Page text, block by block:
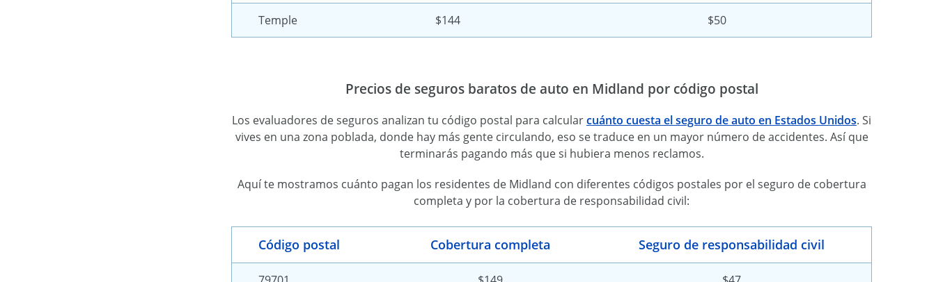
Temple $144 $50
Precios de seguros baratos de auto en Midland por código postal
Los evaluadores de seguros analizan tu código postal para calcularcuánto cuesta el seguro de auto en Estados Unidos. Si
vives en una zona poblada, donde hay más gente circulando, eso se traduce en un mayor número de accidentes. Así que
terminarás pagando más que si hubiera menos reclamos.
Aquí te mostramos cuánto pagan los residentes de Midland con diferentes códigos postales por el seguro de cobertura
completa y por la cobertura de responsabilidad civil:
Código postal Cobertura completa Seguro de responsabilidad civil